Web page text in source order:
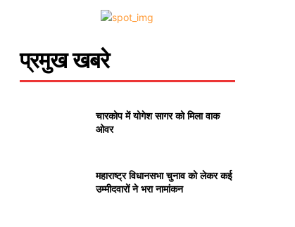
प्रमुख खबरे
चारकोप में योगेश सागर को मिला वाक
ओवर
महाराष्ट्र विधानसभा चुनाव को लेकर कई
उम्मीदवारों ने भरा नामांकन